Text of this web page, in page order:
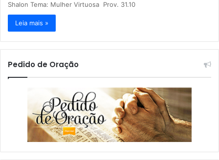
Shalon Tema: Mulher Virtuosa Prov. 31.10
Leia mais »
Pedido de Oração